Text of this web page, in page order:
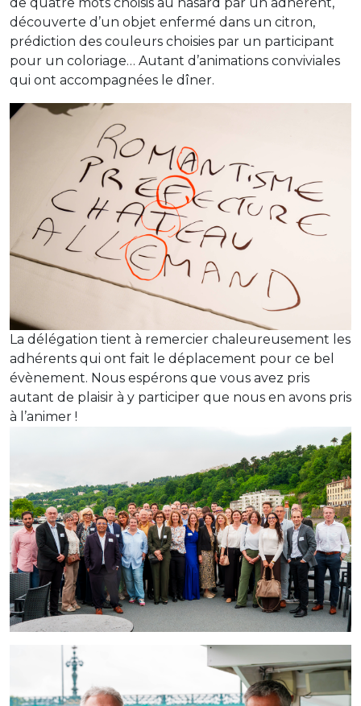
découverte d’un objet enfermé dans un citron,
prédiction des couleurs choisies par un participant
pour un coloriage… Autant d’animations conviviales
qui ont accompagnées le dîner.
La délégation tient à remercier chaleureusement les
adhérents qui ont fait le déplacement pour ce bel
évènement. Nous espérons que vous avez pris
autant de plaisir à y participer que nous en avons pris
à l’animer !